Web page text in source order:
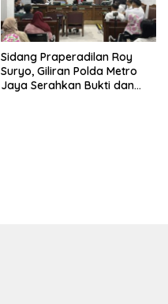
Sidang Praperadilan Roy
Suryo, Giliran Polda Metro
Jaya Serahkan Bukti dan